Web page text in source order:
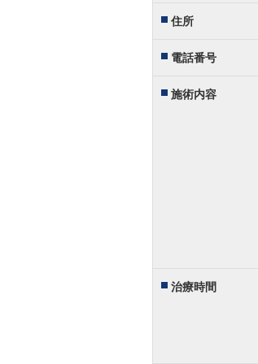
住所
電話番号
施術内容
治療時間